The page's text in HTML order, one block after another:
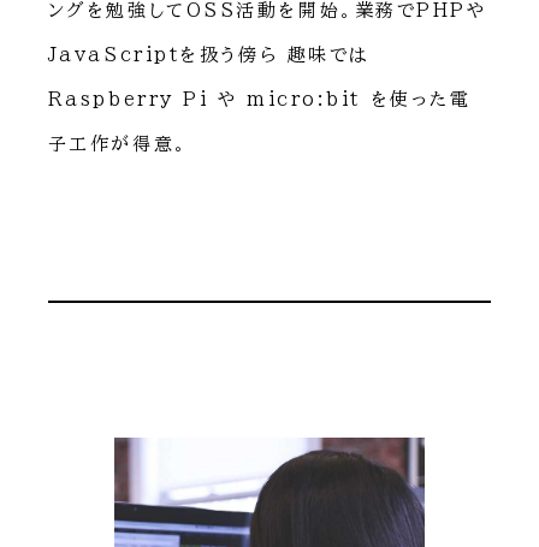
ングを勉強してOSS活動を開始。業務でPHPや
JavaScriptを扱う傍ら 趣味では
Raspberry Pi や micro:bit を使った電
子工作が得意。